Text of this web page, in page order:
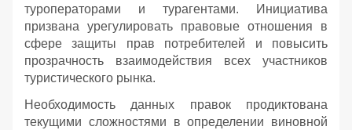
туроператорами и турагентами. Инициатива
призвана урегулировать правовые отношения в
сфере защиты прав потребителей и повысить
прозрачность взаимодействия всех участников
туристического рынка.
Необходимость данных правок продиктована
текущими сложностями в определении виновной